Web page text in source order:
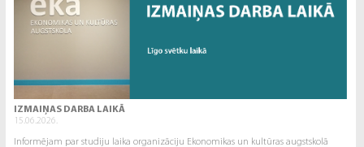
IZMAIŅAS DARBA LAIKĀ
15.06.2026.
Informējam par studiju laika organizāciju Ekonomikas un kultūras augstskolā